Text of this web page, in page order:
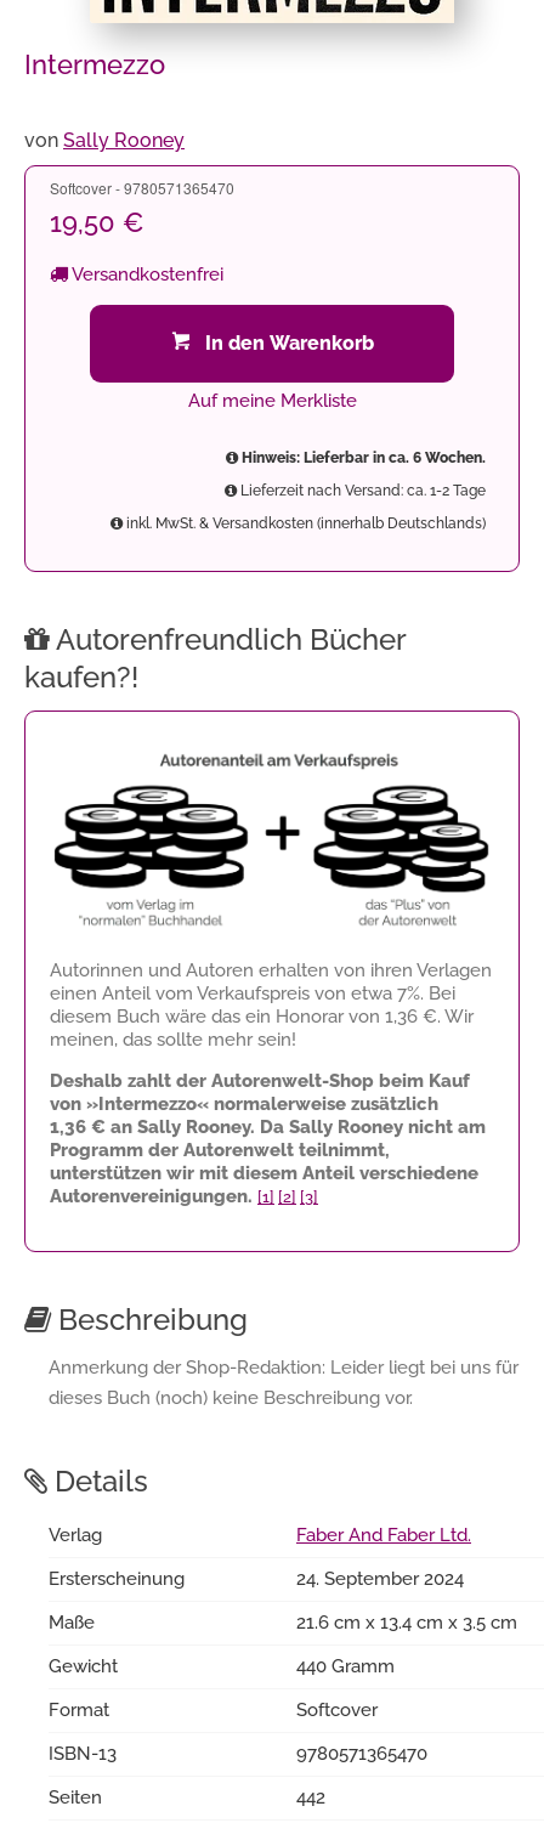
Intermezzo
von Sally Rooney
Softcover - 9780571365470
19,50 €
Versandkostenfrei
In den Warenkorb
Auf meine Merkliste
Hinweis: Lieferbar in ca. 6 Wochen.
Lieferzeit nach Versand: ca. 1-2 Tage
inkl. MwSt. & Versandkosten (innerhalb Deutschlands)
Autorenfreundlich Bücher
kaufen?!
Autorinnen und Autoren erhalten von ihren Verlagen
einen Anteil vom Verkaufspreis von etwa 7%. Bei
diesem Buch wäre das ein Honorar von 1,36 €. Wir
meinen, das sollte mehr sein!
Deshalb zahlt der Autorenwelt-Shop beim Kauf
von »Intermezzo« normalerweise zusätzlich
1,36 € an Sally Rooney. Da Sally Rooney nicht am
Programm der Autorenwelt teilnimmt,
unterstützen wir mit diesem Anteil verschiedene
Autorenvereinigungen. [1] [2] [3]
Beschreibung
Anmerkung der Shop-Redaktion: Leider liegt bei uns für
dieses Buch (noch) keine Beschreibung vor.
Details
Verlag
Faber And Faber Ltd.
Ersterscheinung
24. September 2024
Maße
21.6 cm x 13.4 cm x 3.5 cm
Gewicht
440 Gramm
Format
Softcover
ISBN-13
9780571365470
Seiten
442